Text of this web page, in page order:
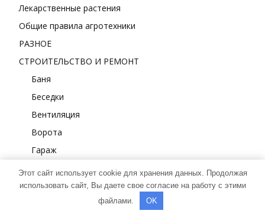
Лекарственные растения
Общие правила агротехники
РАЗНОЕ
СТРОИТЕЛЬСТВО И РЕМОНТ
Баня
Беседки
Вентиляция
Ворота
Гараж
Забор
Канализация
Этот сайт использует cookie для хранения данных. Продолжая
использовать сайт, Вы даете свое согласие на работу с этими
файлами.
OK